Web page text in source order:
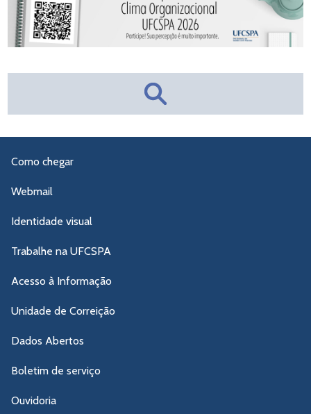
Como chegar
Webmail
Identidade visual
Trabalhe na UFCSPA
Acesso à Informação
Unidade de Correição
Dados Abertos
Boletim de serviço
Ouvidoria